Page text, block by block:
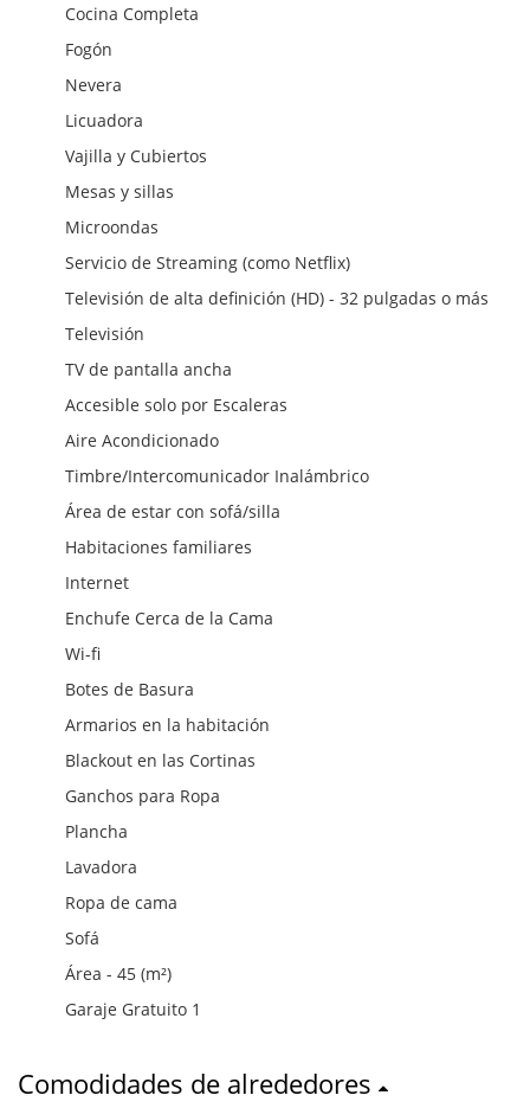
Cocina Completa
Fogón
Nevera
Licuadora
Vajilla y Cubiertos
Mesas y sillas
Microondas
Servicio de Streaming (como Netflix)
Televisión de alta definición (HD) - 32 pulgadas o más
Televisión
TV de pantalla ancha
Accesible solo por Escaleras
Aire Acondicionado
Timbre/Intercomunicador Inalámbrico
Área de estar con sofá/silla
Habitaciones familiares
Internet
Enchufe Cerca de la Cama
Wi-fi
Botes de Basura
Armarios en la habitación
Blackout en las Cortinas
Ganchos para Ropa
Plancha
Lavadora
Ropa de cama
Sofá
Área - 45 (m²)
Garaje Gratuito 1
Comodidades de alrededores